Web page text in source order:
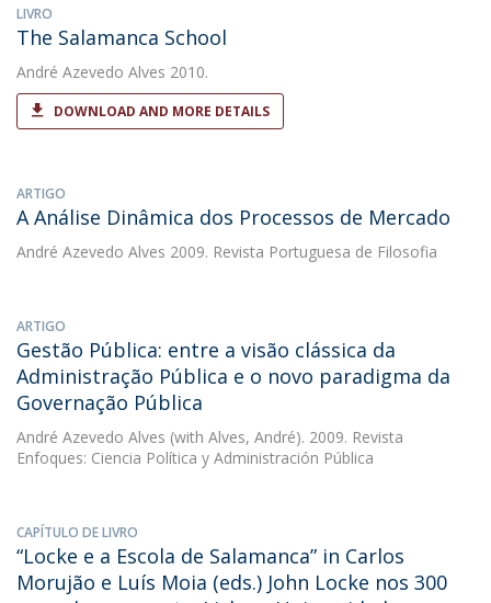
LIVRO
The Salamanca School
André Azevedo Alves 2010.
DOWNLOAD AND MORE DETAILS
ARTIGO
A Análise Dinâmica dos Processos de Mercado
André Azevedo Alves 2009. Revista Portuguesa de Filosofia
ARTIGO
Gestão Pública: entre a visão clássica da
Administração Pública e o novo paradigma da
Governação Pública
André Azevedo Alves (with Alves, André). 2009. Revista
Enfoques: Ciencia Política y Administración Pública
CAPÍTULO DE LIVRO
“Locke e a Escola de Salamanca” in Carlos
Morujão e Luís Moia (eds.) John Locke nos 300